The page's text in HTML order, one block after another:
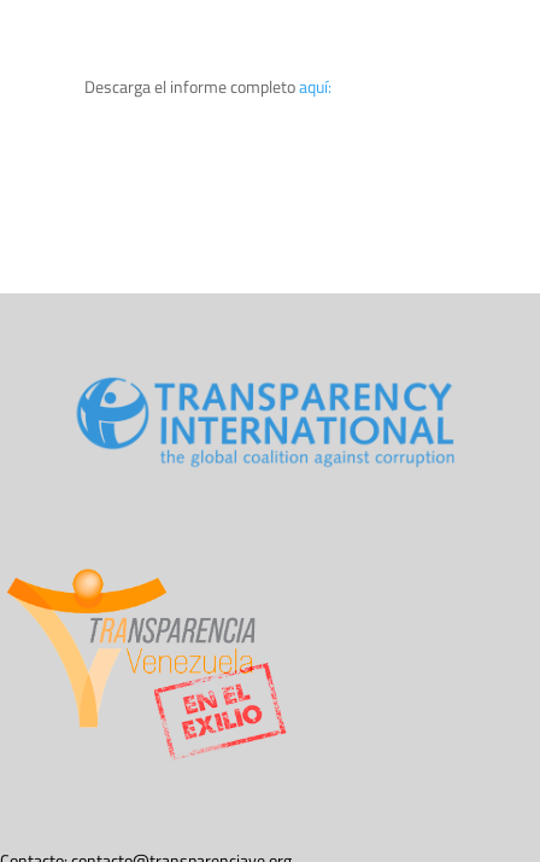
Descarga el informe completoaquí: